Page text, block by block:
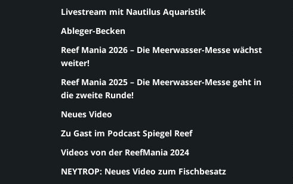
Livestream mit Nautilus Aquaristik
Ableger-Becken
Reef Mania 2026 – Die Meerwasser-Messe wächst
weiter!
Reef Mania 2025 – Die Meerwasser-Messe geht in
die zweite Runde!
Neues Video
Zu Gast im Podcast Spiegel Reef
Videos von der ReefMania 2024
NEYTROP: Neues Video zum Fischbesatz